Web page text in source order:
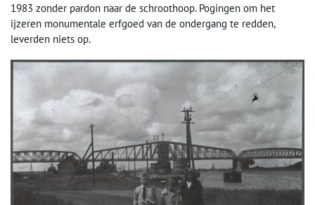
1983 zonder pardon naar de schroothoop. Pogingen om het
ijzeren monumentale erfgoed van de ondergang te redden,
leverden niets op.